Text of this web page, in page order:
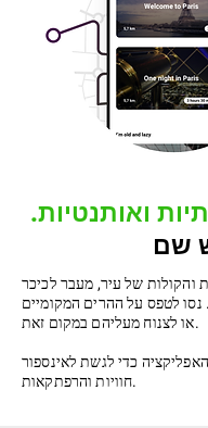
ואותנטיות
והקולות של עיר, מעבר לכיכר
נסו לטפס על ההרים המקומיים
או לצנוח מעליהם במקום זאת.
כדי לגשת לאינספור
חוויות והרפתקאות.